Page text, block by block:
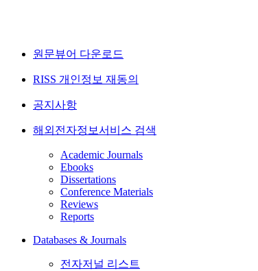
원문뷰어 다운로드
RISS 개인정보 재동의
공지사항
해외전자정보서비스 검색
Academic Journals
Ebooks
Dissertations
Conference Materials
Reviews
Reports
Databases & Journals
전자저널 리스트